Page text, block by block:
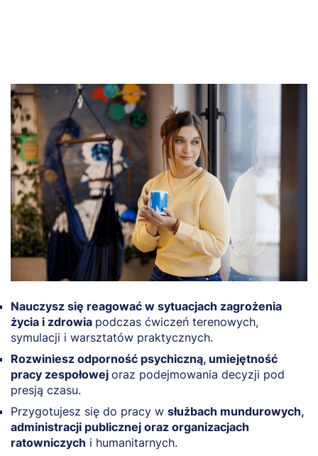
Nauczysz się reagować w sytuacjach zagrożenia
życia i zdrowia podczas ćwiczeń terenowych,
symulacji i warsztatów praktycznych.
Rozwiniesz odporność psychiczną, umiejętność
pracy zespołowej oraz podejmowania decyzji pod
presją czasu.
Przygotujesz się do pracy w służbach mundurowych,
administracji publicznej oraz organizacjach
ratowniczych i humanitarnych.